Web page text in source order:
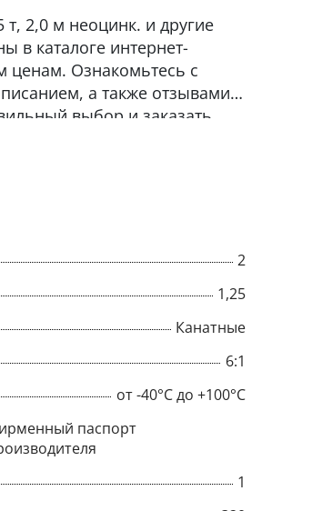
2,0 м неоцинк. и другие
в каталоге интернет-
ценам. Ознакомьтесь с
а также отзывами о
выбор и заказать
2
1,25
Канатные
6:1
от -40°C до +100°C
паспорт
1
Popup